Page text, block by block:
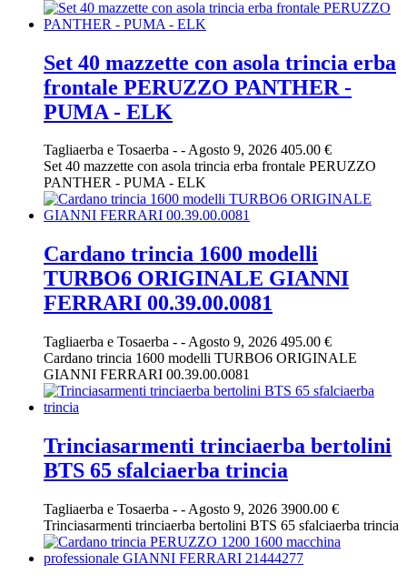
Set 40 mazzette con asola trincia erba
frontale PERUZZO PANTHER -
PUMA - ELK
Tagliaerba e Tosaerba - -Agosto 9, 2026 405.00 €
Set 40 mazzette con asola trincia erba frontale PERUZZO
PANTHER - PUMA - ELK
Cardano trincia 1600 modelli
TURBO6 ORIGINALE GIANNI
FERRARI 00.39.00.0081
Tagliaerba e Tosaerba - - Agosto 9, 2026 495.00 €
Cardano trincia 1600 modelli TURBO6 ORIGINALE
GIANNI FERRARI 00.39.00.0081
Trinciasarmenti trinciaerba bertolini
BTS 65 sfalciaerba trincia
Tagliaerba e Tosaerba - - Agosto 9, 2026 3900.00 €
Trinciasarmenti trinciaerba bertolini BTS 65 sfalciaerba trincia